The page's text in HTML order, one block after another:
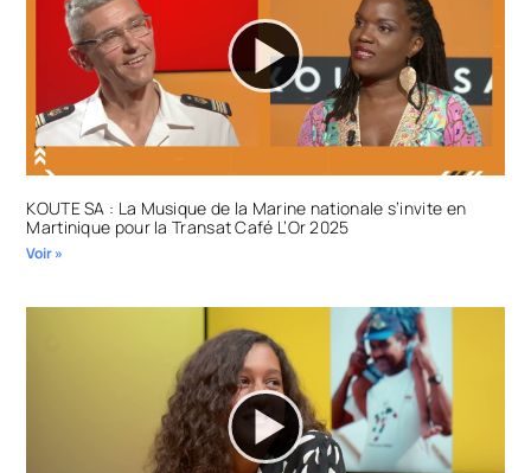
KOUTE SA : La Musique de la Marine nationale s’invite en
Martinique pour la Transat Café L’Or 2025
Voir »